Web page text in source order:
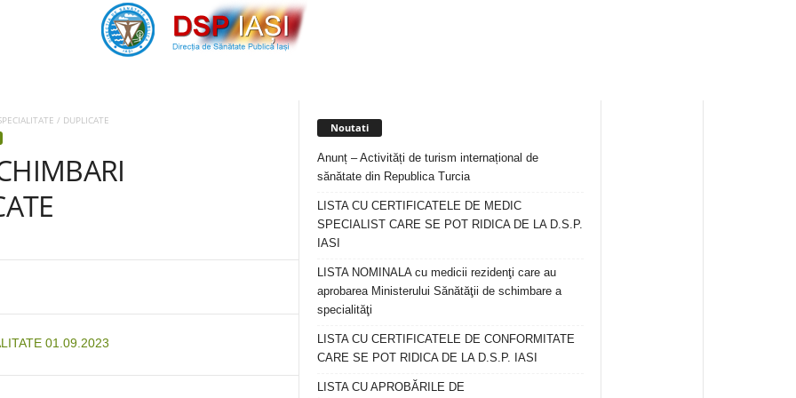
/ DUPLICATE
01.09.2023
Noutati
Anunț – Activități de turism internațional de
sănătate din Republica Turcia
LISTA CU CERTIFICATELE DE MEDIC
SPECIALIST CARE SE POT RIDICA DE LA D.S.P.
IASI
LISTA NOMINALA cu medicii rezidenţi care au
aprobarea Ministerului Sănătăţii de schimbare a
specialităţi
LISTA CU CERTIFICATELE DE CONFORMITATE
CARE SE POT RIDICA DE LA D.S.P. IASI
LISTA CU APROBĂRILE DE